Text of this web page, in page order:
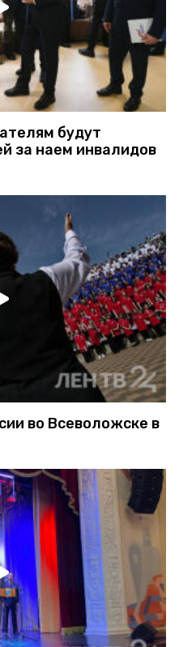
будут
за наем инвалидов
во Всеволожске в